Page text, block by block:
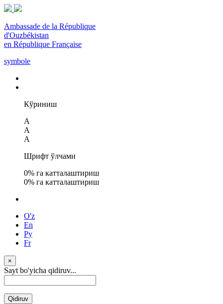
Ambassade de la République
d'Ouzbékistan
en République Française
symbole
Кўриниш
A
A
A
Шрифт ўлчами
0% га катталаштириш
0% га катталаштириш
O'z
En
Ру
Fr
×
Sayt bo'yicha qidiruv...
Qidiruv